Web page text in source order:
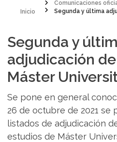
Sobrescribir
enlaces
de
ayuda
a
la
navegación
Comunicaciones
Segunda y última adjudicación de plazas
Segunda y
adjudicación
Máster
Se pone en general
26 de octubre de 2021 se
listados de adjudicación
estudios de Máster